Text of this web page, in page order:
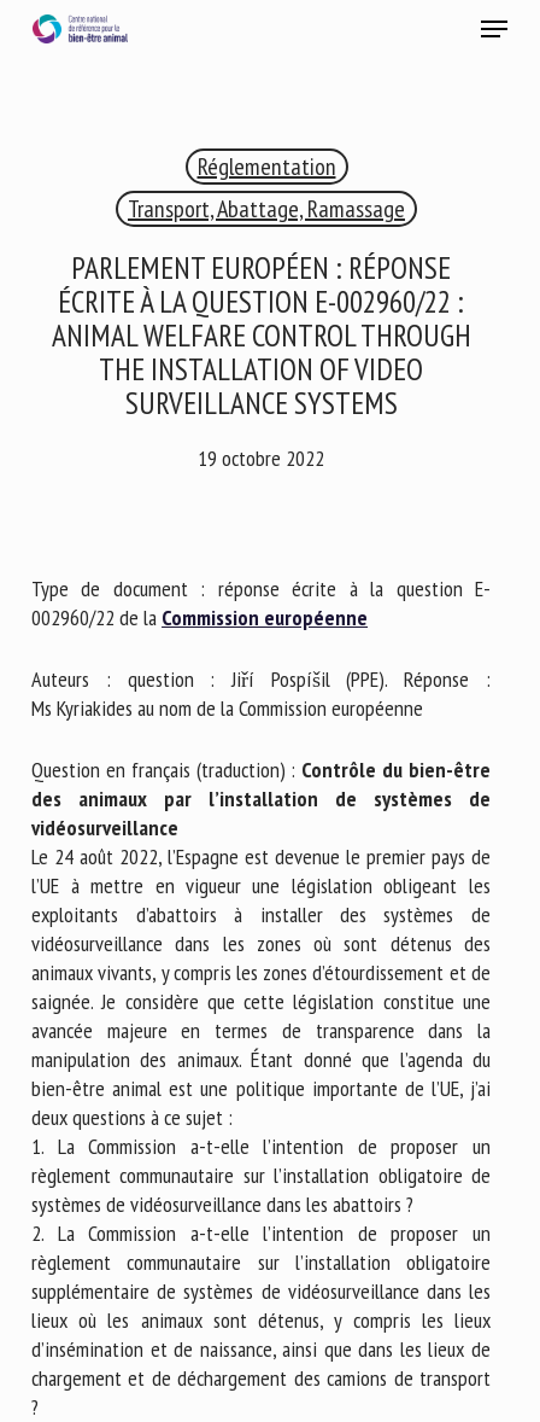
Menu
Réglementation
Transport, Abattage, Ramassage
PARLEMENT EUROPÉEN : RÉPONSE
ÉCRITE À LA QUESTION E-002960/22 :
ANIMAL WELFARE CONTROL THROUGH
THE INSTALLATION OF VIDEO
SURVEILLANCE SYSTEMS
19 octobre 2022
Type de document : réponse écrite à la question E-
002960/22 de la Commission européenne
Auteurs : question : Jiří Pospíšil (PPE). Réponse :
Ms Kyriakides au nom de la Commission européenne
Question en français (traduction) : Contrôle du bien-être
des animaux par l’installation de systèmes de
vidéosurveillance
Le 24 août 2022, l’Espagne est devenue le premier pays de
l’UE à mettre en vigueur une législation obligeant les
exploitants d’abattoirs à installer des systèmes de
vidéosurveillance dans les zones où sont détenus des
animaux vivants, y compris les zones d’étourdissement et de
saignée. Je considère que cette législation constitue une
avancée majeure en termes de transparence dans la
manipulation des animaux. Étant donné que l’agenda du
bien-être animal est une politique importante de l’UE, j’ai
deux questions à ce sujet :
1. La Commission a-t-elle l’intention de proposer un
règlement communautaire sur l’installation obligatoire de
systèmes de vidéosurveillance dans les abattoirs ?
2. La Commission a-t-elle l’intention de proposer un
règlement communautaire sur l’installation obligatoire
supplémentaire de systèmes de vidéosurveillance dans les
lieux où les animaux sont détenus, y compris les lieux
d’insémination et de naissance, ainsi que dans les lieux de
chargement et de déchargement des camions de transport
?
RECEVEZ CHAQUE MOIS GRATUITEMENT
LES DERNIÈRES ACTUALITÉS SUR LE BIEN-ÊTRE
ANIMAL
Select language
Veuillez remplir le formulaire ci-dessous pour vous inscrire à
E-mail *
En soumettant ce formulaire, j'accepte que les
informations saisies soient utilisées dans le cadre de la
relation avec le CNR BEA. *
Les champs suivis de * sont obligatoires